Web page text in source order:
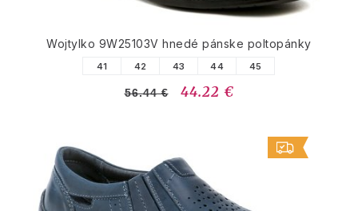
Wojtylko 9W25103V hnedé pánske poltopánky
41 42 43 44 45
56.44 € 44.22 €